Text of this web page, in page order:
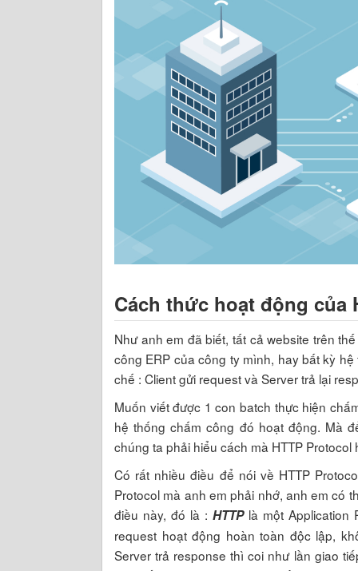
Cách thức hoạt động của
Như anh em đã biết, tất cả website trên
công ERP của công ty mình, hay bất kỳ
chế : Client gửi request và Server trả lại
Muốn viết được 1 con batch thực hiện
hệ thống chấm công đó hoạt động. Mà
chúng ta phải hiểu cách mà HTTP Protocol
Có rất nhiều điều để nói về HTTP
Protocol mà anh em phải nhớ, anh em có
điều này, đó là :HTTPlà một Application
request hoạt động hoàn toàn độc lập,
Server trả response thì coi như lần giao